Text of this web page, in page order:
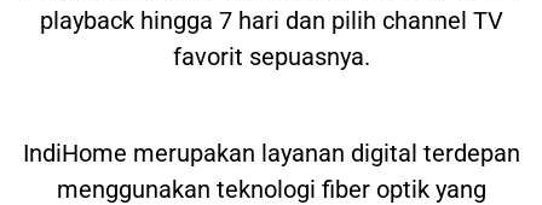
playback hingga 7 hari dan pilih channel TV
favorit sepuasnya.
IndiHome merupakan layanan digital terdepan
menggunakan teknologi fiber optik yang